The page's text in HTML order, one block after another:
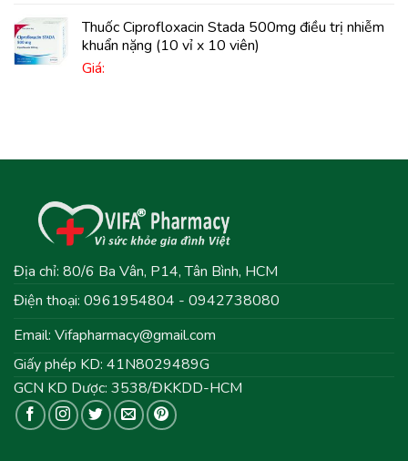
Thuốc Ciprofloxacin Stada 500mg điều trị nhiễm
khuẩn nặng (10 vỉ x 10 viên)
Giá:
Địa chỉ: 80/6 Ba Vân, P14, Tân Bình, HCM
Điện thoại: 0961954804 - 0942738080
Email: Vifapharmacy@gmail.com
Giấy phép KD: 41N8029489G
GCN KD Dược: 3538/ĐKKDD-HCM